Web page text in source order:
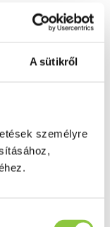
A sütikről
személyre
kivonat
kapszula).
30 mg (NRV
fogyasztása